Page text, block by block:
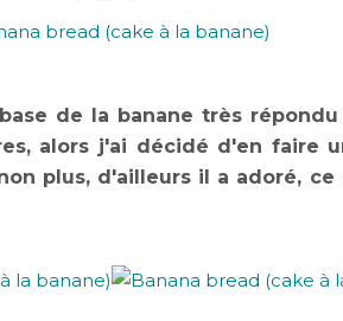
de la banane très
alors j'ai décidé d'en faire
plus, d'ailleurs il a adoré,